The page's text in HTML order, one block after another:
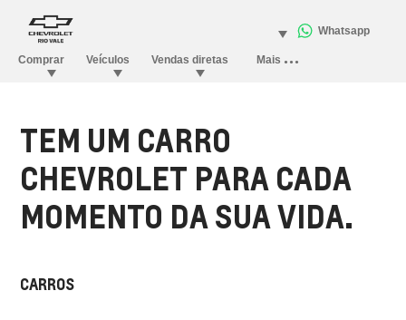
TEM UM CARRO
CHEVROLET PARA CADA
MOMENTO DA SUA VIDA.
CARROS